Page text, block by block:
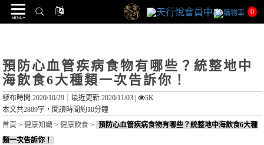
0
預防心血管疾病食物有哪些？統整地中
海飲食6大種類一次告訴你！
發布時間:2020/10/29｜最近更新:2020/11/03 |
5K
本文共2809字，閱讀時間約10分鐘
首頁 >健康知識 >健康飲食 >
預防心血管疾病食物有哪些？統整地中海飲食6大種
類一次告訴你！